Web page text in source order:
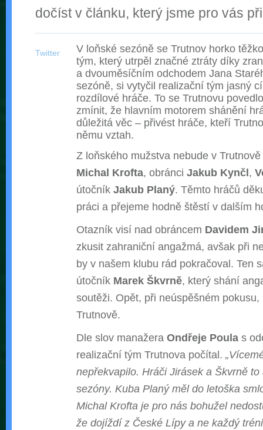
dočíst v článku, který jsme pro vás
Twitter
V loňské sezóně se Trutnov horko
tým, který utrpěl značné ztráty díky
a dvouměsíčním odchodem Jana
sezóně, si vytyčil realizační tým jasný
rozdílové hráče. To se Trutnovu
zmínit, že hlavním motorem shánění
důležitá věc – přivést hráče, kteří
němu vztah.
Z loňského mužstva nebude v
Michal Krofta, obránci Jakub Kynčl,
útočník Jakub Planý. Těmto hráčů
práci a přejeme hodně štěstí v dalším
Otazník visí nad obráncem Davidem
zkusit zahraniční angažmá, avšak při
by v našem klubu rád pokračoval. Ten
útočník Marek Škvrně, který shání
soutěži. Opět, při neúspěšném
Trutnově.
Dle slov manažera Ondřeje Poula s
realizační tým Trutnova počítal.
nepřekvapilo. Hráči Jirásek a Škvrně
sezóny. Kuba Planý měl do letoška
Michal Krofta je pro nás bohužel
že dojíždí z České Lípy a ne každý